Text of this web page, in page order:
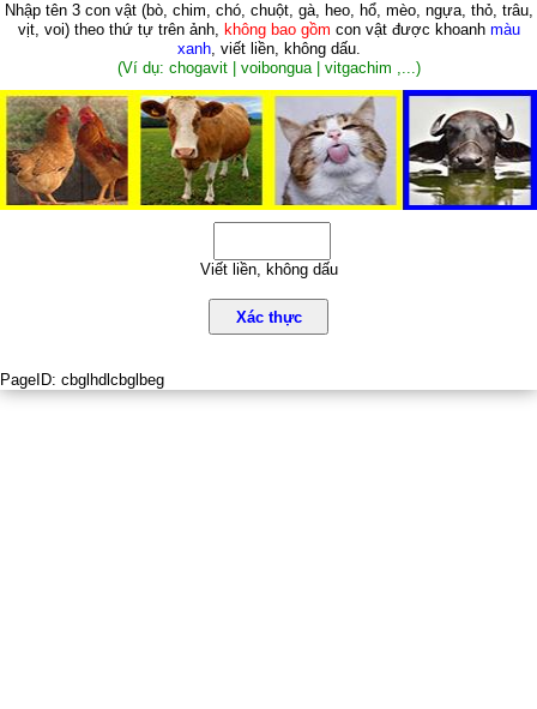
Nhập tên 3 con vật (bò, chim, chó, chuột, gà, heo, hổ, mèo, ngựa, thỏ, trâu,
vịt, voi)theo thứ tự trên ảnh, không bao gồm con vật được khoanh màu
xanh, viết liền, không dấu.
(Ví dụ: chogavit | voibongua | vitgachim ,...)
Viết liền, không dấu
Xác thực
PageID: cbglhdlcbglbeg